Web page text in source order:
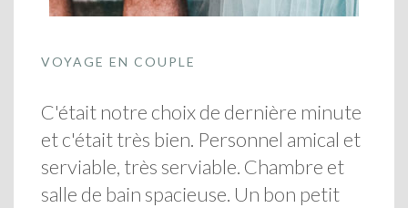
VOYAGE EN COUPLE
C'était notre choix de dernière minute
et c'était très bien. Personnel amical et
serviable, très serviable. Chambre et
salle de bain spacieuse. Un bon petit